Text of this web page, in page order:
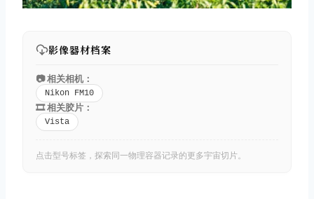
影像器材档案
📷 相关相机：
Nikon FM10
🎞️ 相关胶片：
Vista
点击型号标签，探索同一物理容器记录的更多宇宙切片。